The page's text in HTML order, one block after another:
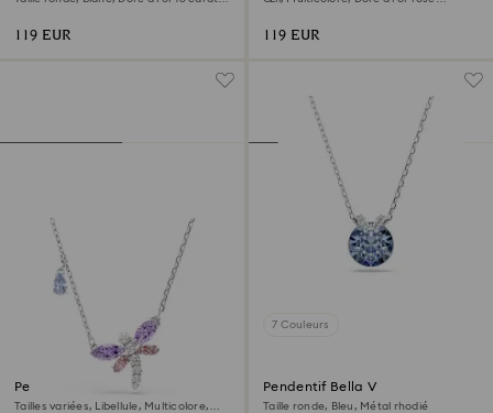
119 EUR 119 EUR
Pendentif Ariana Grande x
Swarovski
Tailles variées, Libellule, Multicolore,
7 Couleurs
Pendentif Bella V
Taille ronde, Bleu, Métal rhodié